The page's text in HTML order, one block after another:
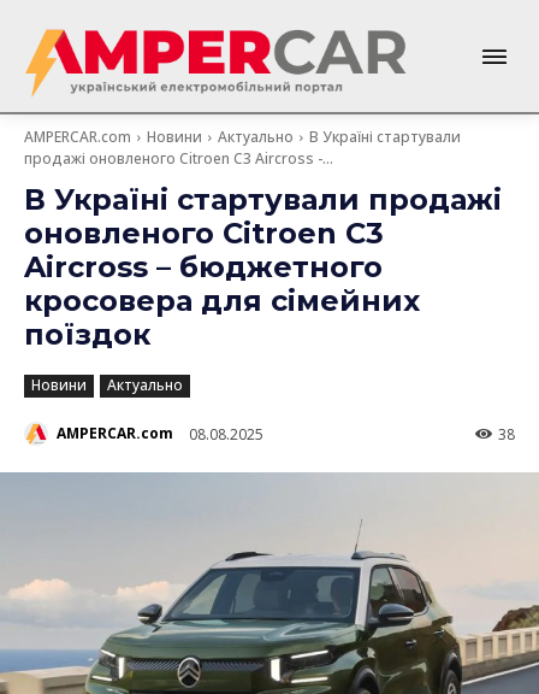
AMPERCAR.com Новини Актуально
В Україні стартували
продажі оновленого Citroen C3 Aircross -...
В Україні стартували продажі
оновленого Citroen C3
Aircross – бюджетного
кросовера для сімейних
поїздок
Новини Актуально
AMPERCAR.com 08.08.2025 38